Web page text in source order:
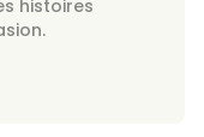
histoires